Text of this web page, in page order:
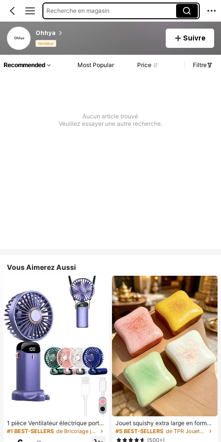
Recherche en magasin
Ohhya
Vendeur
Suivre
Recommended Most Popular Price Filtre
Aucun article trouvé
Veuillez essayer une autre recherche.
Vous Aimerez Aussi
1 pièce Ventilateur électrique porta
ble mini, ventilateur portable rechar
geable USB, ventilateur de cou, ve
#1 BEST-SELLERS de Bricolage joyeux dans la cuisine Ustensiles et
Jouet squishy extra large en forme
de toast, jouet anti-stress super do
ux en beurre de toast, disponible en
#5 BEST-SELLERS
de TPR Jouets amusants et fantaisie pour adolescen
(500+)